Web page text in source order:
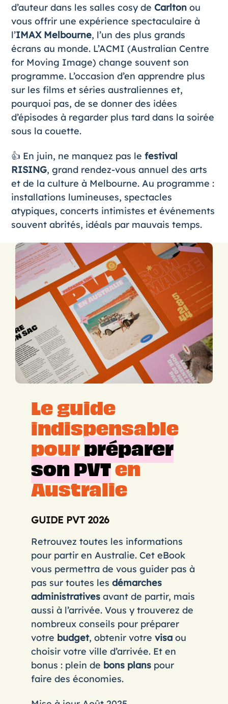
d’auteur dans les salles cosy de Carltonou
vous offrir une expérience spectaculaire à
l’IMAX Melbourne, l’un des plus grands
écrans au monde. L’ACMI (Australian Centre
for Moving Image) change souvent son
programme. L’occasion d’en apprendre plus
sur les films et séries australiennes et,
pourquoi pas, de se donner des idées
d’épisodes à regarder plus tard dans la soirée
sous la couette.
👍 En juin, ne manquez pas le festival
RISING, grand rendez-vous annuel des arts
et de la culture à Melbourne. Au programme :
installations lumineuses, spectacles
atypiques, concerts intimistes et événements
souvent abrités, idéals par mauvais temps.
Le guide
indispensable
pourpréparer
son PVTen
Australie
GUIDE PVT 2026
Retrouvez toutes les informations
pour partir en Australie. Cet eBook
vous permettra de vous guider pas à
pas sur toutes lesdémarches
administratives avant de partir, mais
aussi à l’arrivée. Vous y trouverez de
nombreux conseils pour préparer
votre budget, obtenir votrevisa ou
choisir votre ville d’arrivée. Et en
bonus : plein de bons plans pour
faire des économies.